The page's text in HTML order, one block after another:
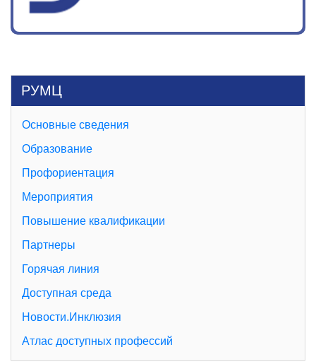
РУМЦ
Основные сведения
Образование
Профориентация
Мероприятия
Повышение квалификации
Партнеры
Горячая линия
Доступная среда
Новости.Инклюзия
Атлас доступных профессий